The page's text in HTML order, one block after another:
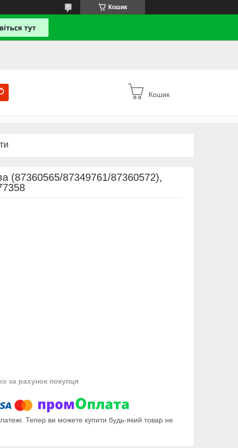
Кошик
Кошик
(87360565/87349761/87360572),
за рахунок покупця
Тепер ви можете купити будь-який товар не